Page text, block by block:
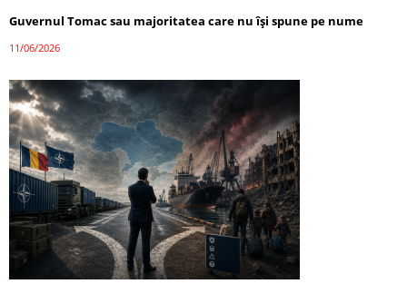
Guvernul Tomac sau majoritatea care nu își spune pe nume
11/06/2026